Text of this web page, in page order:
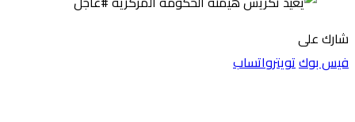
شارك على
فيس بوكتويترواتساب